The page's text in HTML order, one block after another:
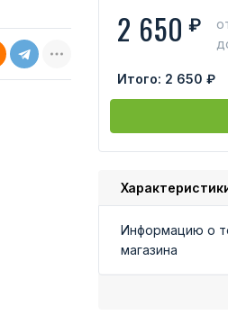
2 650 ₽
Итого: 2 650 ₽
Информацию о
магазина